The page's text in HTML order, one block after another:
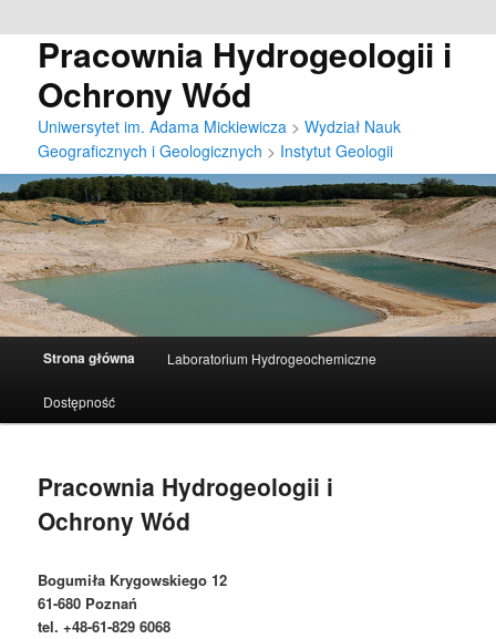
Pracownia Hydrogeologii i
Ochrony Wód
Uniwersytet im. Adama Mickiewicza >Wydział Nauk
Geograficznych i Geologicznych > Instytut Geologii
w
Przeskocz
do
Strona główna Laboratorium Hydrogeochemiczne
Dostępność
Pracownia Hydrogeologii i
Ochrony Wód
Bogumiła Krygowskiego 12
61-680 Poznań
tel. +48-61-829 6068